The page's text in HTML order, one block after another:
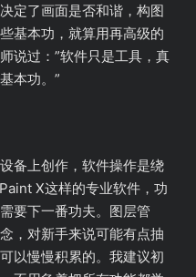
定了画面是否和谐，构图
基本功，就算用再高级的
说过：”软件只是工具，真
本功。”
备上创作，软件操作是绕
X这样的专业软件，功
要下一番功夫。图层管
，对新手来说可能有点抽
以慢慢积累的。我建议初